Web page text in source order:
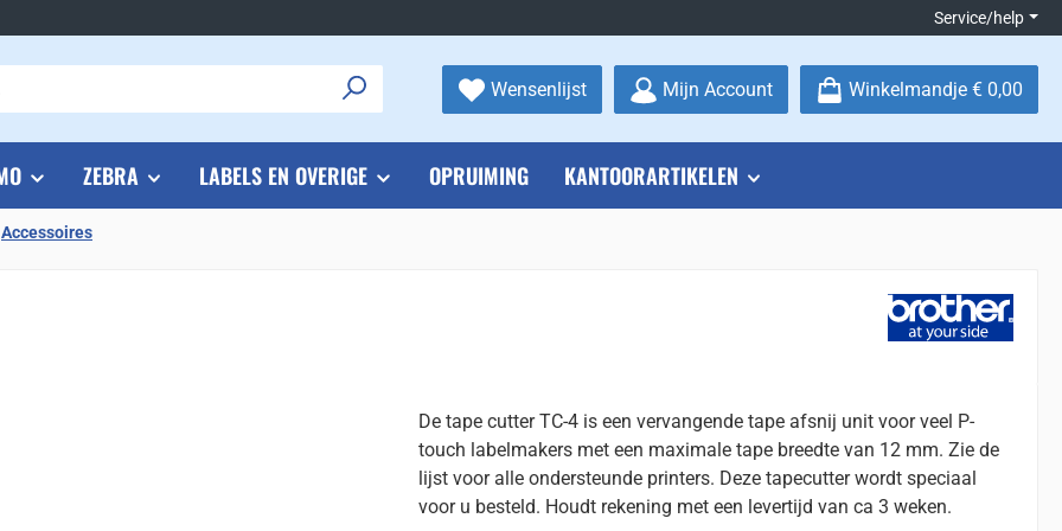
Service/help
WensenlijstJe hebt 0 items op je verlanglijstje
Mijn Account Winkelmandje € 0,00
ZEBRA LABELS EN OVERIGE OPRUIMING KANTOORARTIKELEN
Accessoires
De tape cutter TC-4 is een vervangende tape afsnij unit voor veel P-
touch labelmakers met een maximale tape breedte van 12 mm. Zie de
lijst voor alle ondersteunde printers. Deze tapecutter wordt speciaal
voor u besteld. Houdt rekening met een levertijd van ca 3 weken.